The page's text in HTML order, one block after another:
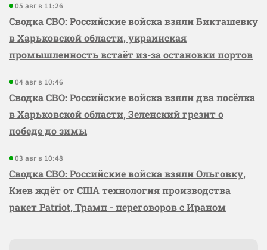
05 авг в 11:26
Сводка СВО: Российские войска взяли Бикташевку
в Харьковской области, украинская
промышленность встаёт из-за остановки портов
04 авг в 10:46
Сводка СВО: Российские войска взяли два посёлка
в Харьковской области, Зеленский грезит о
победе до зимы
03 авг в 10:48
Сводка СВО: Российские войска взяли Ольговку,
Киев ждёт от США технология производства
ракет Patriot, Трамп - переговоров с Ираном